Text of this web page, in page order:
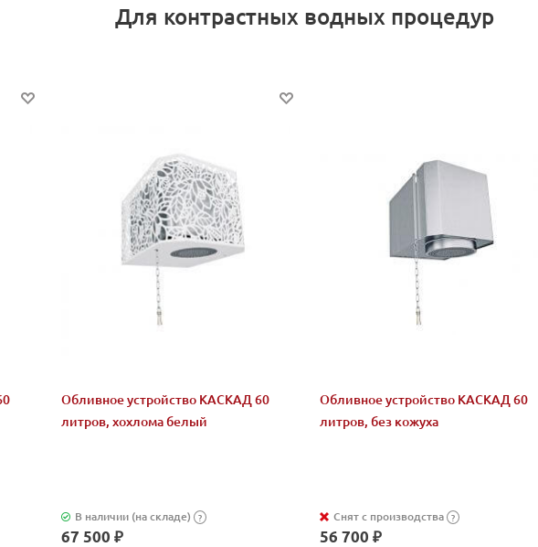
Для контрастных водных процедур
Обливное устройство КАСКАД 60
литров, хохлома белый
В наличии (на складе) ?
67 500 ₽
Обливное устройство КАСКАД 60
литров, без кожуха
Снят с производства ?
56 700 ₽